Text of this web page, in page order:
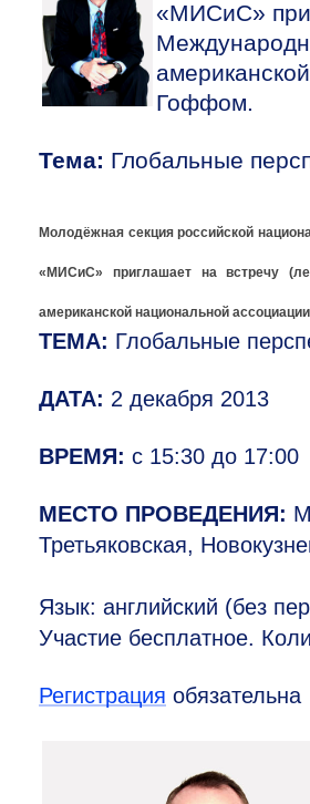
«МИСиС»
Гоффом.
Тема: Глобальные
Молодёжная секция российской
«МИСиС» приглашает на встречу
американской национальной
ТЕМА: Глобальные
ДАТА: 2 декабря 2013
ВРЕМЯ: с 15:30 до 17:00
МЕСТО ПРОВЕДЕНИЯ:
Третьяковская,
Язык: английский (без
Участие бесплатное.
Регистрация обязательна